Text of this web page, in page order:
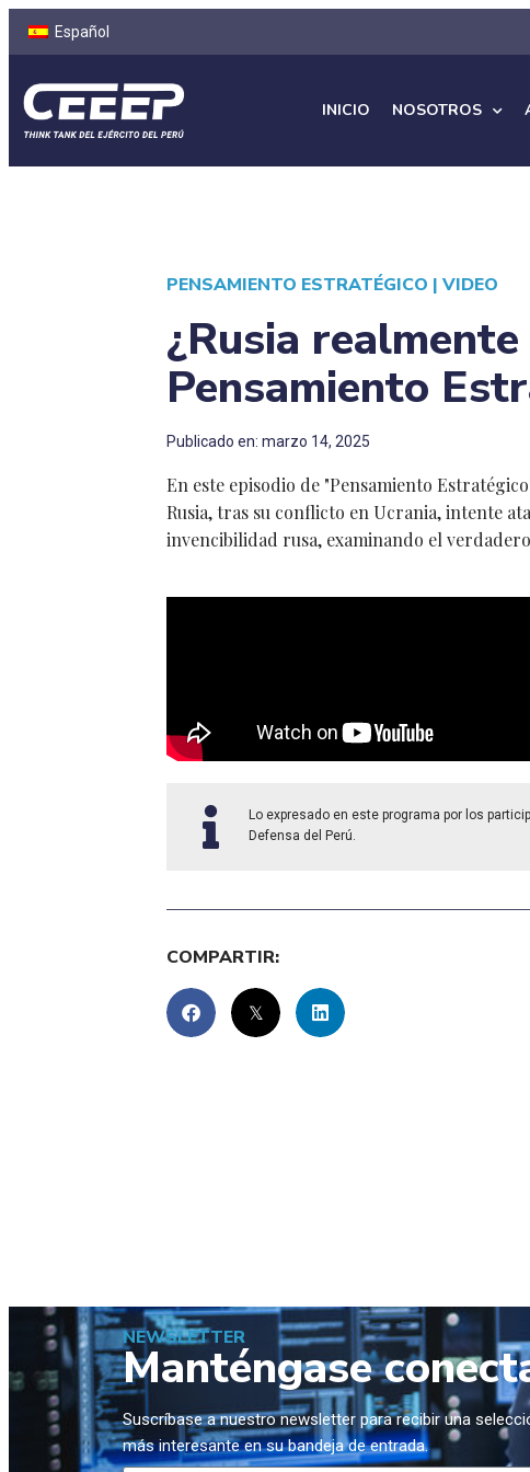
Español
INICIO NOSOTROS
PENSAMIENTO ESTRATÉGICO | VIDEO
¿Rusia
Pensamiento
Publicado en: marzo 14, 2025
En este episodio de "Pensamiento
Rusia, tras su conflicto en Ucrania, intente
invencibilidad rusa, examinando el
Lo expresado en este programa por los
Defensa del Perú.
COMPARTIR:
NEWSLETTER
Manténgase
Suscríbase a nuestro newsletter para recibir una
más interesante en su bandeja de entrada.